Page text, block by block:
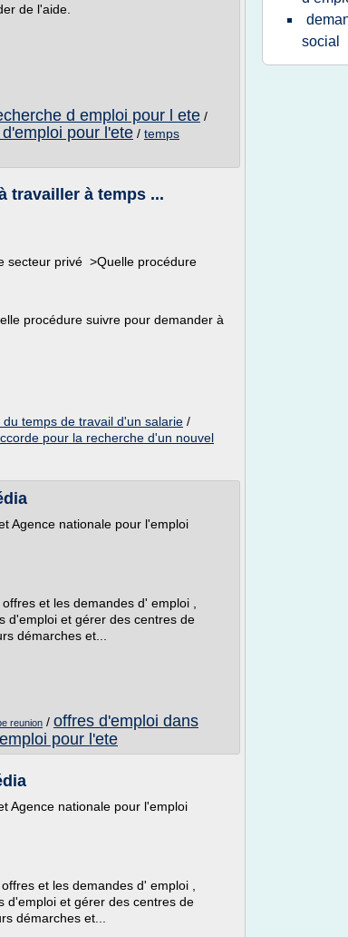
de l'aide.
d emploi pour l ete /
pour l'ete / temps
travailler à temps ...
secteur privé >Quelle procédure
procédure suivre pour demander à
du temps de travail d'un salarie /
pour la recherche d'un nouvel
Agence nationale pour l'emploi
et les demandes d' emploi ,
d'emploi et gérer des centres de
démarches et...
reunion / offres d'emploi dans
pour l'ete
Agence nationale pour l'emploi
et les demandes d' emploi ,
d'emploi et gérer des centres de
démarches et...
social